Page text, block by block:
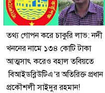
তথ্য গোপন করে চাকুরি লাভ: নদী
খননের নামে ১৩৪ কোটি টাকা
আত্মসাৎ করেও বহাল তবিয়তে
বিআইডব্লিউটিএ’র অতিরিক্ত প্রধান
প্রকৌশলী সাইদুর রহমান!